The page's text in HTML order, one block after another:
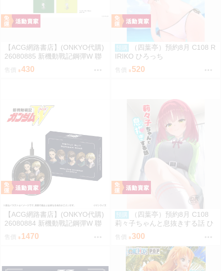
【ACG網路書店】(ONKYO代購)
26080885 新機動戰記鋼彈W 聯
名耳機 收納包
售價 430
預購
（四葉亭）預約8月 C108 R
IRIKO ひろっち
售價 520
【ACG網路書店】(ONKYO代購)
26080884 新機動戰記鋼彈W 聯
名耳機 專屬充電器
售價 1470
預購
（四葉亭）預約8月 C108
莉々子ちゃんと息抜きする話 ひ
ろっち
售價 300